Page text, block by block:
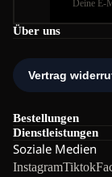
Über uns
Bestellungen
Dienstleistungen
Soziale Medien
InstagramTiktok